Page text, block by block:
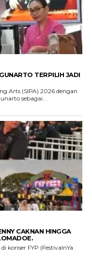
TERPILIH JADI
Arts (SIPA) 2026 dengan
sebagai...
CAKNAN HINGGA
konser FYP (FestivalnYa